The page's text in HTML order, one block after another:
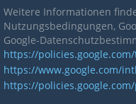
Weitere Informationen
Nutzungsbedingungen,
Google-
https://
https://www.google.com/
https://